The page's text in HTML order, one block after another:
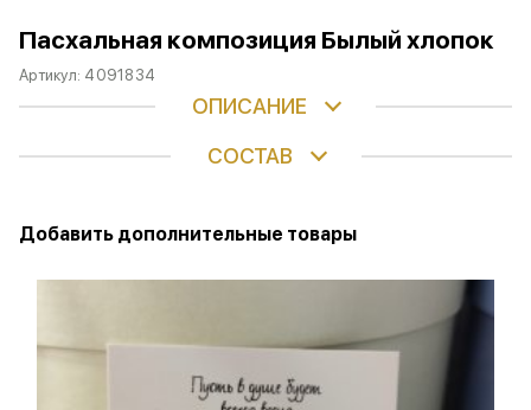
Пасхальная композиция Былый хлопок
Артикул: 4091834
ОПИСАНИЕ
СОСТАВ
Добавить дополнительные товары